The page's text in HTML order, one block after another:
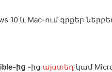
և Mac-ում գրքեր
ից -ից այստեղ կամ